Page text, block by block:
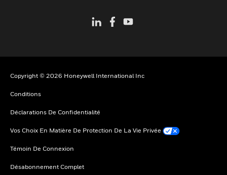
Copyright © 2026 Honeywell International Inc
Conditions
Déclarations De Confidentialité
Vos Choix En Matière De Protection De La Vie Privée
Témoin De Connexion
Désabonnement Complet